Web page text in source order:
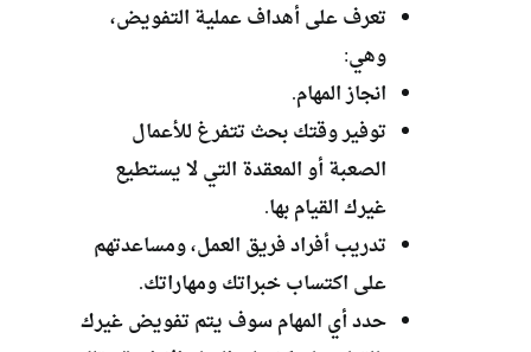
تعرف على أهداف عملية التفويض،
وهي:
انجاز المهام.
توفير وقتك بحث تتفرغ للأعمال
الصعبة أو المعقدة التي لا يستطيع
غيرك القيام بها.
تدريب أفراد فريق العمل، ومساعدتهم
على اكتساب خبراتك ومهاراتك.
حدد أي المهام سوف يتم تفويض غيرك